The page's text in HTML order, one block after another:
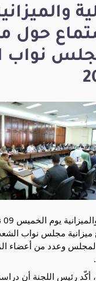
حول
مجلس
وعدد من أعضاء
رئيس اللجنة أن